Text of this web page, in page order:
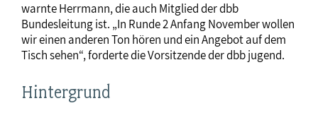
warnte Herrmann, die auch Mitglied der dbb
Bundesleitung ist. „In Runde 2 Anfang November wollen
wir einen anderen Ton hören und ein Angebot auf dem
Tisch sehen“, forderte die Vorsitzende der dbb jugend.
Hintergrund